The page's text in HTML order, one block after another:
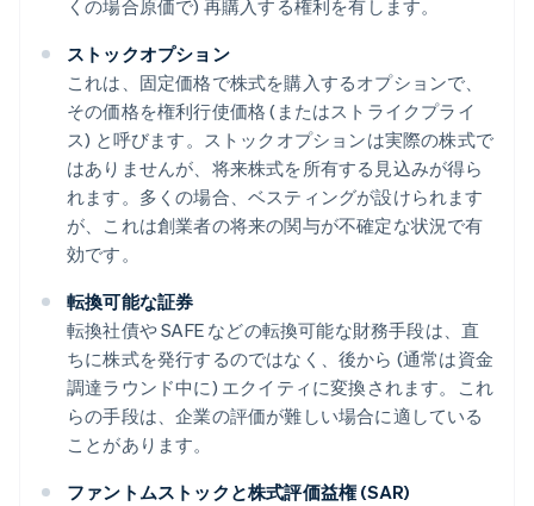
くの場合原価で) 再購入する権利を有します。
ストックオプション
これは、固定価格で株式を購入するオプションで、
その価格を権利行使価格 (またはストライクプライ
ス) と呼びます。ストックオプションは実際の株式で
はありませんが、将来株式を所有する見込みが得ら
れます。多くの場合、ベスティングが設けられます
が、これは創業者の将来の関与が不確定な状況で有
効です。
転換可能な証券
転換社債や SAFE などの転換可能な財務手段は、直
ちに株式を発行するのではなく、後から (通常は資金
調達ラウンド中に) エクイティに変換されます。これ
らの手段は、企業の評価が難しい場合に適している
ことがあります。
ファントムストックと株式評価益権 (SAR)